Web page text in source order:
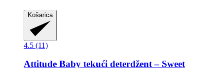
Košarica
4.5 (11)
Attitude Baby tekući deterdžent – Sweet